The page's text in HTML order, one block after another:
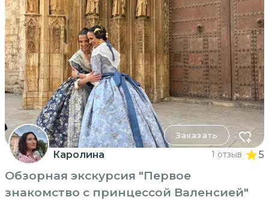
Заказать
Каролина 1 отзыв 5
Обзорная экскурсия "Первое
знакомство с принцессой Валенсией"